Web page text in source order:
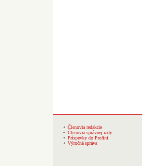
Členovia redakcie
Členovia správnej rady
Príspevky do Profini
Výročná správa